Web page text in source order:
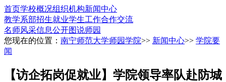
首页学校概况组织机构新闻中心
教学系部招生就业学生工作合作交流
名师风采信息公开图说师园
您现在的位置： 南宁师范大学师园学院>> 新闻中心>> 学院要
闻
【访企拓岗促就业】学院领导率队赴防城